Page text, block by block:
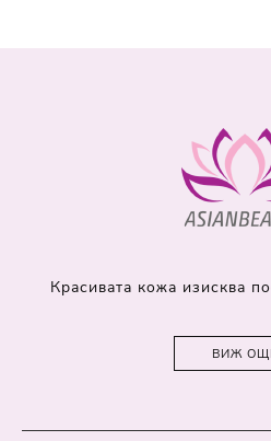
Красивата кожа изисква
ВИЖ